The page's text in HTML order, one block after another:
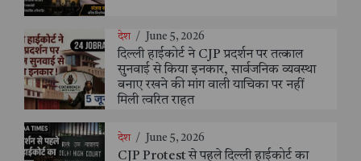
देश / June 5, 2026
दिल्ली हाईकोर्ट ने CJP प्रदर्शन पर तत्काल
सुनवाई से किया इनकार, सार्वजनिक व्यवस्था
बनाए रखने की मांग वाली याचिका पर नहीं
मिली त्वरित राहत
देश / June 5, 2026
CJP Protest से पहले दिल्ली हाईकोर्ट का